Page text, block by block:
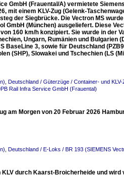
GmbH (Frauental/A) vermietete
mit einem KLV-Zug (Gelenk-
der Siegbrücke. Die Vectron MS
GmbH (München) ausgeliefert. Diese
160 km/h konzipiert. Sie wurde in der
Ungarn, Rumänien und Bulgarien
BaseLine 3, sowie für Deutschland
(SHP), Slowakei und Tschechien (LS
Deutschland / Güterzüge / Container- und
Rail Infra Service GmbH (Frauental)
am Morgen von 20 Februar 2026
Deutschland / E-Loks / BR 193 (SIEMENS
KLV durch Kaarst-Broicherheide und